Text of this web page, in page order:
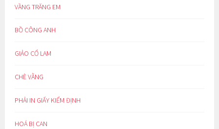
VẦNG TRĂNG EM
BỒ CÔNG ANH
GIẢO CỔ LAM
CHÈ VẰNG
PHẢI IN GIẤY KIỂM ĐỊNH
HOÁ BỊ CAN